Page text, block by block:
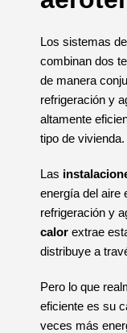
Los sistemas de
combinan dos
de manera
refrigeración y
altamente
tipo de vivienda.
Las
energía del aire
refrigeración y
calor extrae
distribuye a
Pero lo que
eficiente es su
veces más